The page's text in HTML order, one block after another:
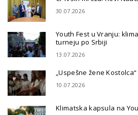
30.07.2026
Youth Fest u Vranju:
turneju po Srbiji
13.07.2026
„Uspešne žene
10.07.2026
Klimatska kapsula na